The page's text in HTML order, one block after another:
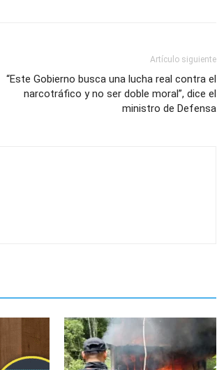
Artículo siguiente
“Este Gobierno busca una lucha real contra el
narcotráfico y no ser doble moral”, dice el
ministro de Defensa